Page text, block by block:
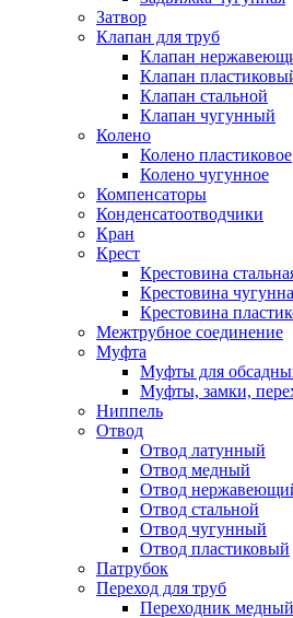
Затвор
Клапан для труб
Клапан
Клапан
Клапан стальной
Клапан чугунный
Колено
Колено пластиковое
Колено чугунное
Компенсаторы
Конденсатоотводчики
Кран
Крест
Крестовина
Крестовина
Крестовина
Межтрубное соединение
Муфта
Муфты для
Муфты, замки,
Ниппель
Отвод
Отвод латунный
Отвод медный
Отвод
Отвод стальной
Отвод чугунный
Отвод пластиковый
Патрубок
Переход для труб
Переходник медный